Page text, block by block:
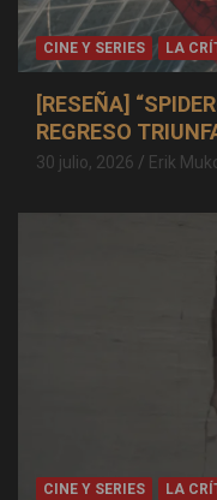
CINE Y SERIES LA
[RESEÑA]
REGRESO
30 julio, 2026 Erik
CINE Y SERIES LA